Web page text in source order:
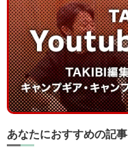
あなたにおすすめの記事